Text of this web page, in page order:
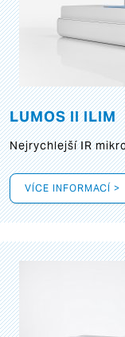
LUMOS II ILIM
Nejrychlejší IR
VÍCE INFORMACÍ >